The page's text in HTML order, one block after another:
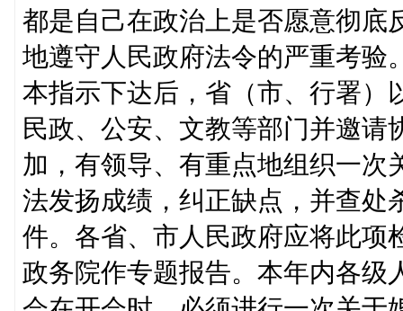
都是自己在政治上是否愿意彻底
地遵守人民政府法令的严重考验
本指示下达后，省（市、行署）
民政、公安、文教等部门并邀
加，有领导、有重点地组织一次
法发扬成绩，纠正缺点，并查处
件。各省、市人民政府应将此项
政务院作专题报告。本年内各级